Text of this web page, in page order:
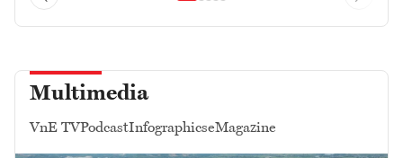
Multimedia
VnE TVPodcastInfographicseMagazine